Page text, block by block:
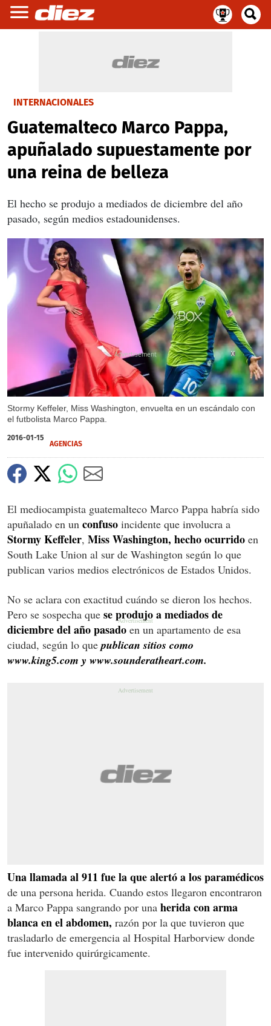
INTERNACIONALES
Guatemalteco Marco Pappa,
apuñalado supuestamente por
una reina de belleza
El hecho se produjo a mediados de diciembre del año
pasado, según medios estadounidenses.
Stormy Keffeler, Miss Washington, envuelta en un escándalo con
el futbolista Marco Pappa.
X
X
2016-01-15
AGENCIAS
El mediocampista guatemalteco Marco Pappa habría sido
apuñalado en un confuso incidente que involucra a
Stormy Keffeler, Miss Washington, hecho ocurrido en
South Lake Union al sur de Washington según lo que
publican varios medios electrónicos de Estados Unidos.
No se aclara con exactitud cuándo se dieron los hechos.
Pero se sospecha que se produjo a mediados de
diciembre del año pasado en un apartamento de esa
ciudad, según lo que publican sitios como
www.king5.com y www.sounderatheart.com.
Una llamada al 911 fue la que alertó a los paramédicos
de una persona herida. Cuando estos llegaron encontraron
a Marco Pappa sangrando por una herida con arma
blanca en el abdomen, razón por la que tuvieron que
trasladarlo de emergencia al Hospital Harborview donde
fue intervenido quirúrgicamente.